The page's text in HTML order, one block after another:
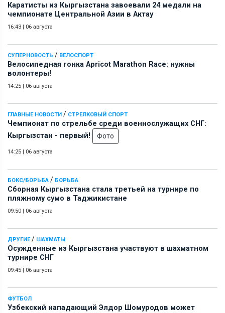
Каратисты из Кыргызстана завоевали 24 медали на
чемпионате Центральной Азии в Актау
16:43 | 06 августа
СУПЕРНОВОСТЬ / ВЕЛОСПОРТ
Велосипедная гонка Apricot Marathon Race: нужны
волонтеры!
14:25 | 06 августа
ГЛАВНЫЕ НОВОСТИ / СТРЕЛКОВЫЙ СПОРТ
Чемпионат по стрельбе среди военнослужащих СНГ:
Кыргызстан - первый!
Фото
14:25 | 06 августа
БОКС/БОРЬБА / БОРЬБА
Сборная Кыргызстана стала третьей на турнире по
пляжному сумо в Таджикистане
09:50 | 06 августа
ДРУГИЕ/ ШАХМАТЫ
Осужденные из Кыргызстана участвуют в шахматном
турнире СНГ
09:45 | 06 августа
ФУТБОЛ
Узбекский нападающий Элдор Шомуродов может